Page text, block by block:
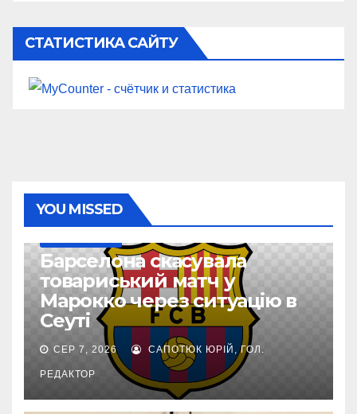
СТАТИСТИКА САЙТУ
YOU MISSED
Барселона скасувала
товариський матч у
Марокко через ситуацію в
Сеуті
СЕР 7, 2026 САПОТЮК ЮРІЙ, ГОЛ.
РЕДАКТОР